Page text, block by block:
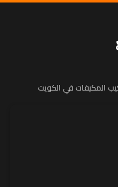
المكيفات في الكويت